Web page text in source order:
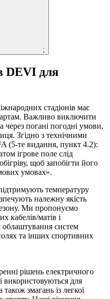
;
DEVI для
стадіонів має
Важливо виключити
через погані погодні умови,
Згідно з технічними
(5-те видання, пункт 4.2):
ігрове поле слід
щоб запобігти його
умовах».
температуру
належну якість
Ми пропонуємо
кабелів/матів і
систем
та інших спортивних
рішень електричного
використовуються для
змагань із легкої